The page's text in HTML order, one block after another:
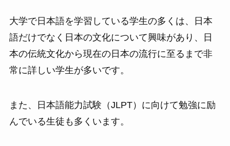
大学で日本語を学習している学生の多くは、日本
語だけでなく日本の文化について興味があり、日
本の伝統文化から現在の日本の流行に至るまで非
常に詳しい学生が多いです。
また、日本語能力試験（JLPT）に向けて勉強に励
んでいる生徒も多くいます。